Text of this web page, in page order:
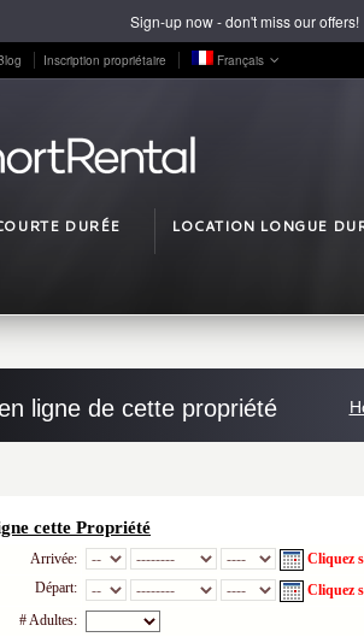
Inscription propriétaire Français
DURÉE LOCATION LONGUE
ligne de cette propriété
Sign-up now - don't miss our offers!